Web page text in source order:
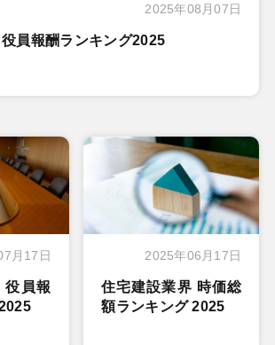
2025年08月07日
員報酬ランキング2025
月17日
員報
2025年06月17日
住宅建設業界 時価総
額ランキング 2025